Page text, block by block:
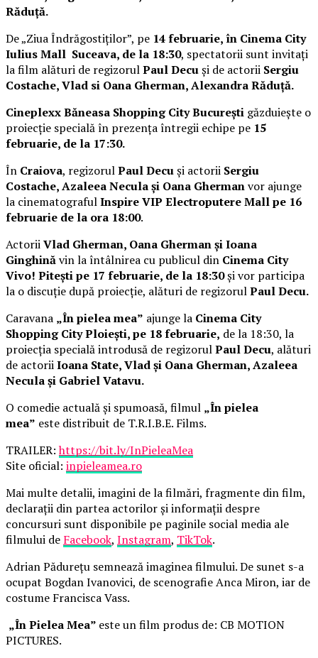
Răduță.
De „Ziua Îndrăgostiților”, pe 14 februarie, în Cinema City
Iulius Mall Suceava, de la 18:30, spectatorii sunt invitați
la film alături de regizorulPaul Decuși de actorii Sergiu
Costache, Vlad si Oana Gherman, Alexandra Răduță.
Cineplexx Băneasa Shopping City București găzduiește o
proiecție specială în prezența întregii echipe pe 15
februarie, de la 17:30.
În Craiova, regizorulPaul Decuși actorii Sergiu
Costache, Azaleea Necula și Oana Ghermanvor ajunge
la cinematografulInspire VIP Electroputere Mall pe 16
februarie de la ora 18:00.
ActoriiVlad Gherman, Oana Gherman și Ioana
Ginghinăvin la întâlnirea cu publicul din Cinema City
Vivo! Pitești pe 17 februarie, de la 18:30și vor participa
la o discuție după proiecție, alături de regizorulPaul Decu.
Caravana „În pielea mea” ajunge la Cinema City
Shopping City Ploiești, pe 18 februarie, de la 18:30, la
proiecția specială introdusă de regizorulPaul Decu, alături
de actoriiIoana State, Vlad și Oana Gherman, Azaleea
Necula și Gabriel Vatavu.
O comedie actuală și spumoasă, filmul „În pielea
mea” este distribuit de T.R.I.B.E. Films.
TRAILER:https://bit.ly/InPieleaMea
Site oficial: inpieleamea.ro
Mai multe detalii, imagini de la filmări, fragmente din film,
declarații din partea actorilor și informații despre
concursuri sunt disponibile pe paginile social media ale
filmului de Facebook, Instagram, TikTok.
Adrian Pădurețu semnează imaginea filmului. De sunet s-a
ocupat Bogdan Ivanovici, de scenografie Anca Miron, iar de
costume Francisca Vass.
„În Pielea Mea” este un film produs de: CB MOTION
PICTURES.